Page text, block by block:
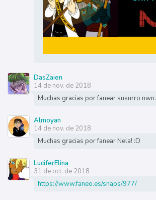
DasZaien
14 de nov. de 2018
Muchas gracias por fanear susurro nwn.
Almoyan
14 de nov. de 2018
Muchas gracias por fanear Nela! :D
LuciferElina
31 de oct. de 2018
https://www.faneo.es/snaps/977/